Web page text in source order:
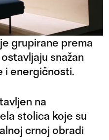
grupirane prema
snažan
i energičnosti.
na
stolica koje su
crnoj obradi